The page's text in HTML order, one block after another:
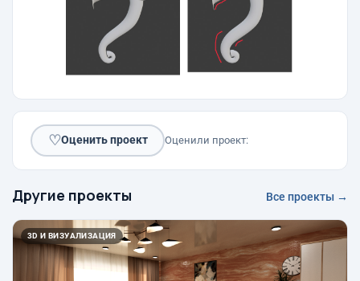
♡Оценить проект Оценили проект:
Другие проекты Все проекты →
3D И ВИЗУАЛИЗАЦИЯ